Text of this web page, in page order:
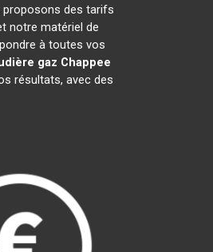
des tarifs
notre matériel de
à toutes vos
gaz Chappee
résultats, avec des